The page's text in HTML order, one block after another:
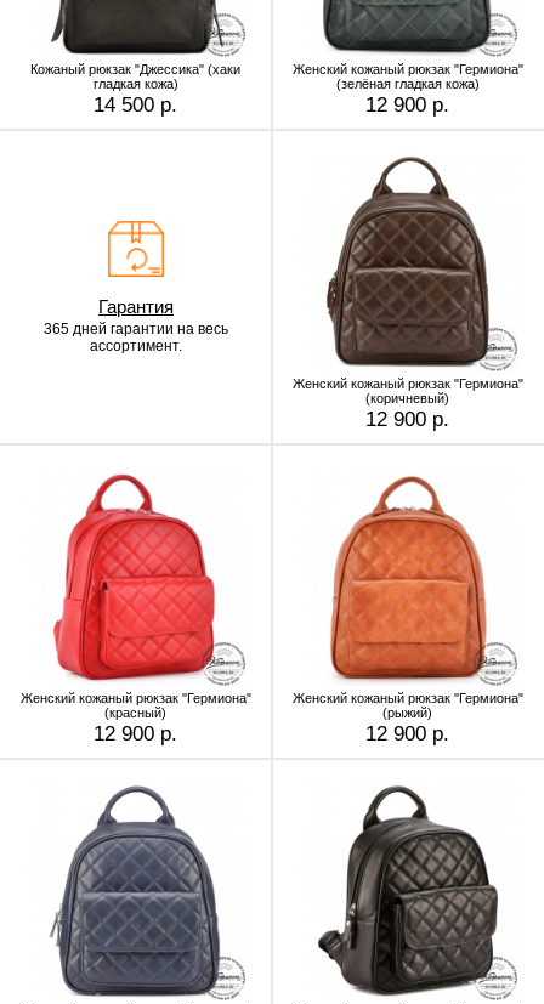
Кожаный рюкзак "Джессика" (хаки
гладкая кожа)
14 500 р.
Женский кожаный рюкзак "Гермиона"
(зелёная гладкая кожа)
12 900 р.
Гарантия
365 дней гарантии на весь
ассортимент.
Женский кожаный рюкзак "Гермиона"
(коричневый)
12 900 р.
Женский кожаный рюкзак "Гермиона"
(красный)
12 900 р.
Женский кожаный рюкзак "Гермиона"
(рыжий)
12 900 р.